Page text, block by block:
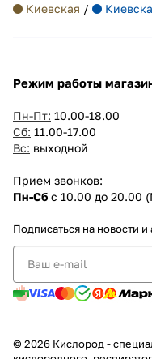
Киевская /
Режим работы
Пн-Пт: 10.00-18.00
Сб: 11.00-17.00
Вс: выходной
Прием звонков:
Пн-Сб с 10.00 до 20.00
Подписаться на новости и
© 2026 Кислород -